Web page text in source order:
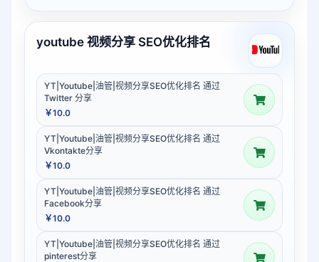
youtube 视频分享 SEO优化排名
YT|Youtube|油管|视频分享SEO优化排名 通过
Twitter 分享
￥10.0
YT|Youtube|油管|视频分享SEO优化排名 通过
Vkontakte分享
￥10.0
YT|Youtube|油管|视频分享SEO优化排名 通过
Facebook分享
￥10.0
YT|Youtube|油管|视频分享SEO优化排名 通过
pinterest分享